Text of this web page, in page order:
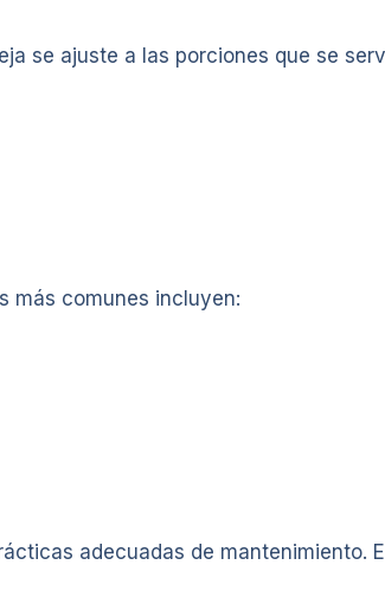
se ajuste a las porciones que se
más comunes incluyen:
adecuadas de mantenimiento.